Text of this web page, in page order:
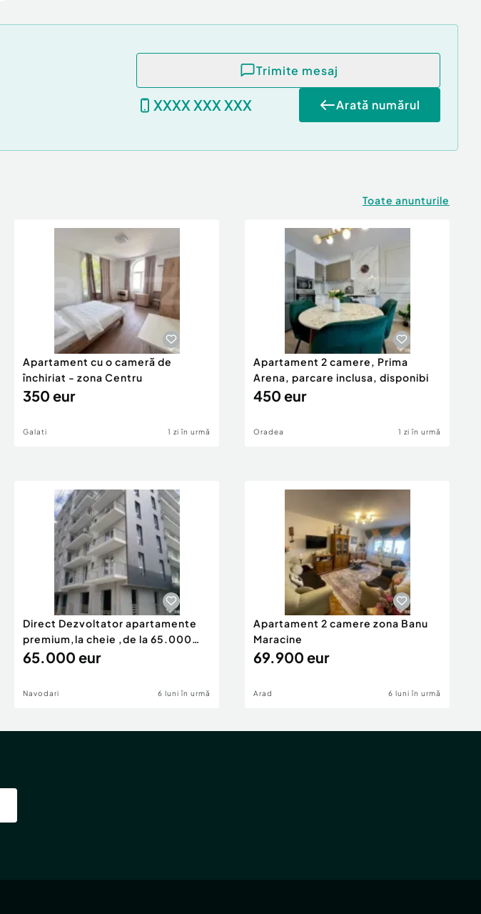
Trimite mesaj
XXXX XXX XXX Arată numărul
Toate anunturile
Apartament cu o cameră de
închiriat - zona Centru
350 eur
Galati 1 zi în urmă
Apartament 2 camere, Prima
Arena, parcare inclusa, disponibi
450 eur
Oradea 1 zi în urmă
Direct Dezvoltator apartamente
premium,la cheie ,de la 65.000
eur
65.000 eur
Navodari 6 luni în urmă
Apartament 2 camere zona Banu
Maracine
69.900 eur
Arad 6 luni în urmă